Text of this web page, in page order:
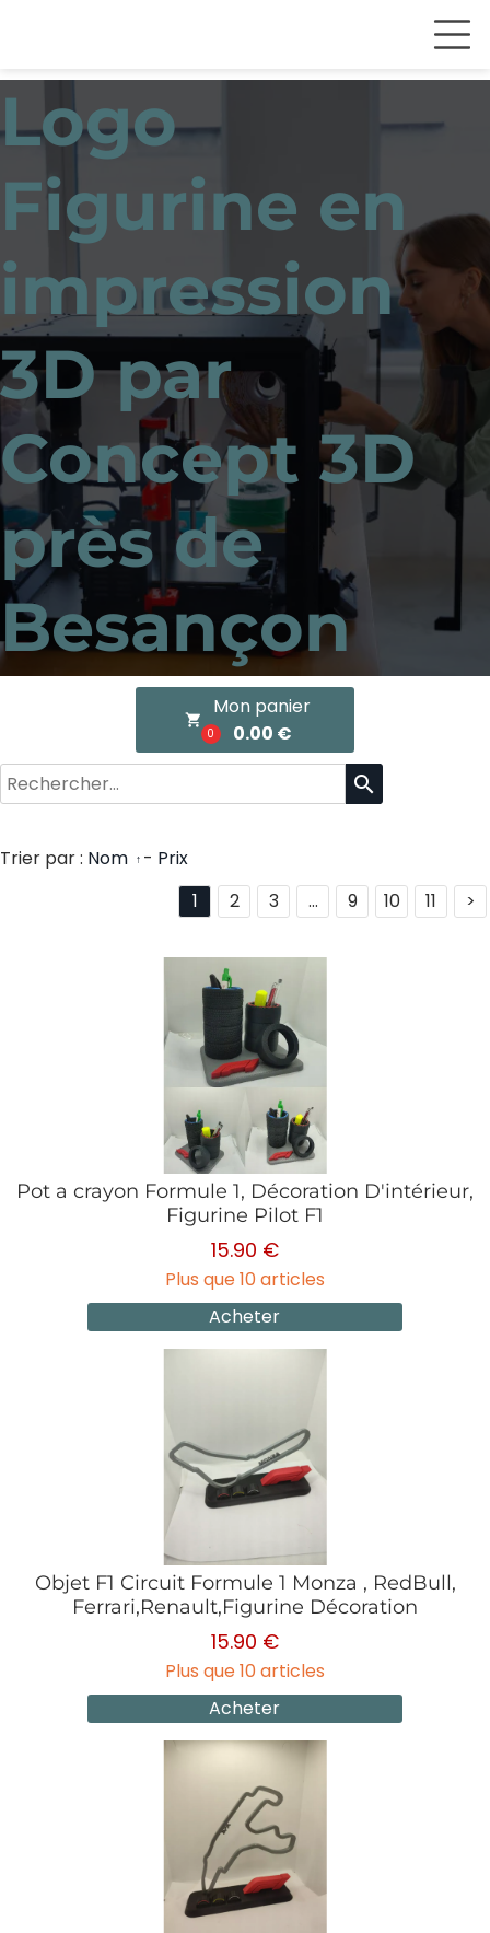
Logo
Figurine en
impression
3D par
Concept 3D
près de
Besançon
local_grocery_store
0
Mon panier
0.00 €
search
Trier par : Nom - Prix
1
2 3 ... 9 10 11 >
Pot a crayon Formule 1, Décoration D'intérieur,
Figurine Pilot F1
15.90 €
Plus que 10 articles
Acheter
Objet F1 Circuit Formule 1 Monza , RedBull,
Ferrari,Renault,Figurine Décoration
15.90 €
Plus que 10 articles
Acheter